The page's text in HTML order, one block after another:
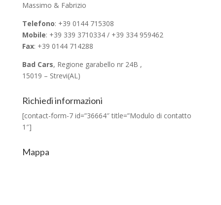
Massimo & Fabrizio
Telefono: +39 0144 715308
Mobile: +39 339 3710334 / +39 334 959462
Fax: +39 0144 714288
Bad Cars, Regione garabello nr 24B ,
15019 – Strevi(AL)
Richiedi informazioni
[contact-form-7 id=”36664″ title=”Modulo di contatto
1″]
Mappa